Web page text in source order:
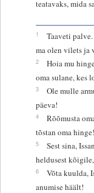
teatavaks, mida
1
Taaveti
ma olen vilets ja
2
Hoia mu
oma sulane, kes
3
Ole mulle
päeva!
4
Rõõmusta
tõstan oma hinge!
5
Sest sina,
heldusest
6
Võta kuulda,
anumise häält!